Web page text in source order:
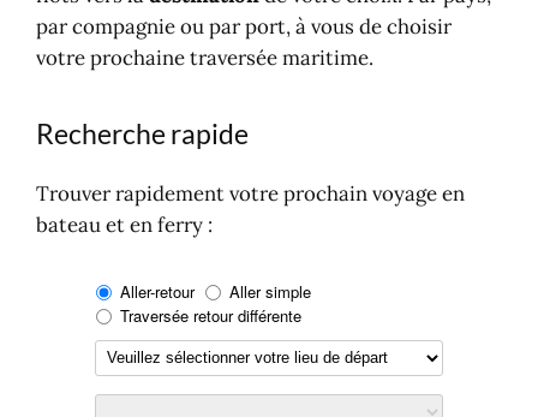
G
H
I
K
M
N
H
R
S
par compagnie ou par port, à vous de choisir
votre prochaine traversée maritime.
Recherche rapide
Trouver rapidement votre prochain voyage en
bateau et en ferry :